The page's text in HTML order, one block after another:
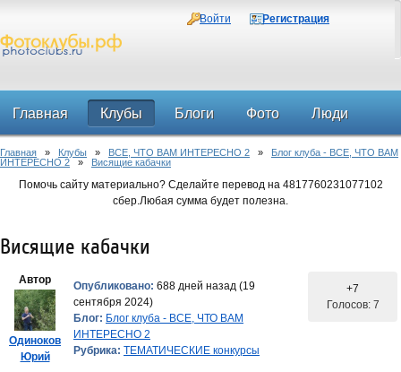
Войти Регистрация
Главная Клубы Блоги Фото Люди
Форум
Главная » Клубы » ВСЕ, ЧТО ВАМ ИНТЕРЕСНО 2 » Блог клуба - ВСЕ, ЧТО ВАМ
ИНТЕРЕСНО 2 » Висящие кабачки
Помочь сайту материально? Сделайте перевод на 4817760231077102
сбер.Любая сумма будет полезна.
Висящие кабачки
Автор
Одиноков
Юрий
Опубликовано: 688 дней назад (19
сентября 2024)
Блог: Блог клуба - ВСЕ, ЧТО ВАМ
ИНТЕРЕСНО 2
Рубрика: ТЕМАТИЧЕСКИЕ конкурсы
+7
Голосов: 7